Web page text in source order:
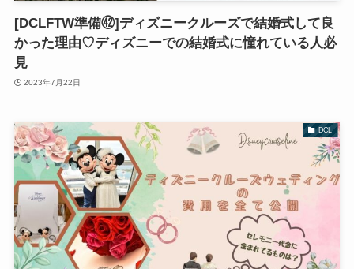
[DCLFTW準備㊷]ディズニークルーズで結婚式して良
かった理由♡ディズニーでの結婚式に憧れている人必
見
2023年7月22日
DCL